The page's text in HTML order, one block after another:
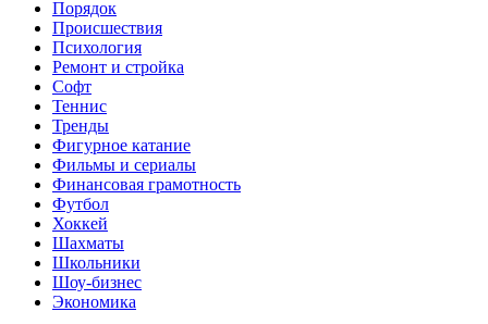
Порядок
Происшествия
Психология
Ремонт и стройка
Софт
Теннис
Тренды
Фигурное катание
Фильмы и сериалы
Финансовая грамотность
Футбол
Хоккей
Шахматы
Школьники
Шоу-бизнес
Экономика